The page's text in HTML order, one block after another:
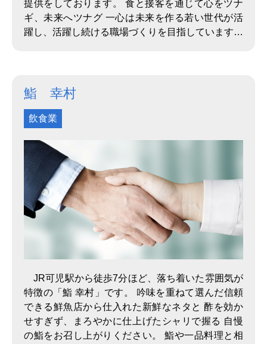
提供をしております。 食と接客を通じて心をツナ
ギ、未来へツナグ 一心は未来を作る若い世代が活
躍し、活躍し続ける職場づくりを目指しています。
習得ができます。
鮨 幸村
飲食業
JR可児駅から徒歩7分ほど、落ち着いた雰囲気が
特徴の「鮨 幸村」です。 吟味を重ねて選んだ信頼
できる鮮魚店から仕入れた新鮮なネタと 酢を効か
せすぎず、まろやかに仕上げたシャリで握る 自慢
の鮨をお召し上がりください。 鮨や一品料理と相